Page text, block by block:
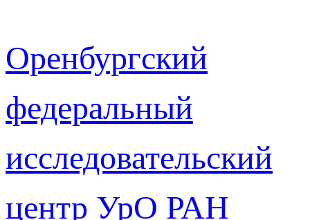
к
содержимому
Оренбургский
федеральный
исследовательский
центр УрО РАН